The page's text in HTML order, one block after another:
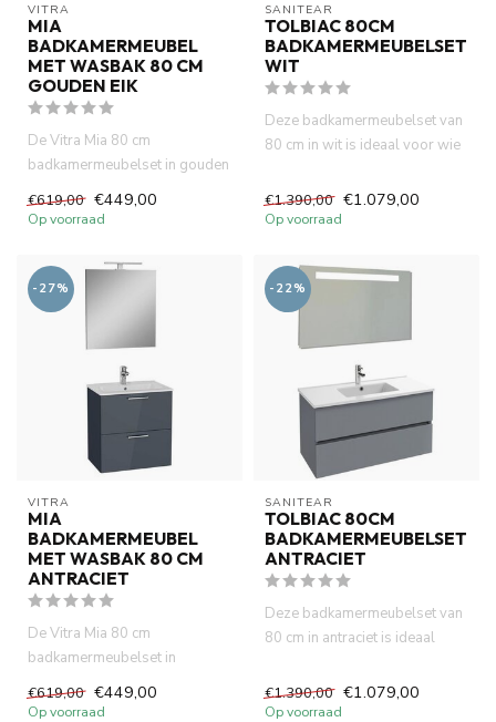
VITRA
MIA
BADKAMERMEUBEL
MET WASBAK 80 CM
GOUDEN EIK
De Vitra Mia 80 cm
badkamermeubelset in gouden
eik is een eigentijdse,
ruimtebes...
€619,00 €449,00
Op voorraad
SANITEAR
TOLBIAC 80CM
BADKAMERMEUBELSET
WIT
Deze badkamermeubelset van
80 cm in wit is ideaal voor wie
€1.390,00 €1.079,00
Op voorraad
-27%
VITRA
MIA
BADKAMERMEUBEL
MET WASBAK 80 CM
ANTRACIET
De Vitra Mia 80 cm
badkamermeubelset in
antraciet is een eigentijdse,
ruimtebesp...
€619,00 €449,00
Op voorraad
-22%
SANITEAR
TOLBIAC 80CM
BADKAMERMEUBELSET
ANTRACIET
Deze badkamermeubelset van
80 cm in antraciet is ideaal
€1.390,00 €1.079,00
Op voorraad